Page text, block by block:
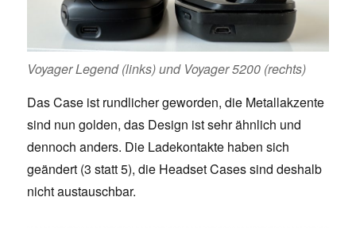
Voyager Legend (links) und Voyager 5200 (rechts)
Das Case ist rundlicher geworden, die Metallakzente
sind nun golden, das Design ist sehr ähnlich und
dennoch anders. Die Ladekontakte haben sich
geändert (3 statt 5), die Headset Cases sind deshalb
nicht austauschbar.